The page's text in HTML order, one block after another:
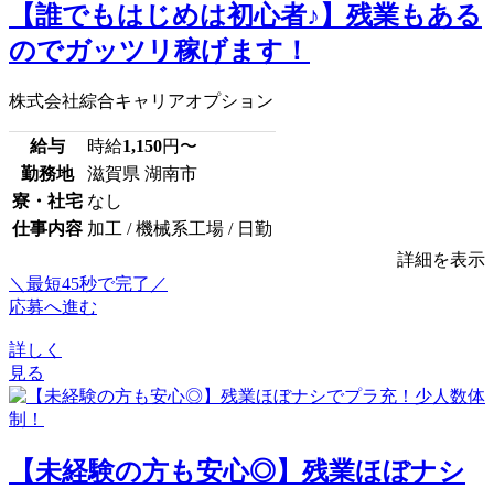
【誰でもはじめは初心者♪】残業もある
のでガッツリ稼げます！
株式会社綜合キャリアオプション
給与 時給1,150円〜
勤務地
滋賀県 湖南市
寮・社宅 なし
仕事内容 加工 / 機械系工場 / 日勤
詳細を表示
＼最短45秒で完了／
応募へ進む
詳しく
見る
【未経験の方も安心◎】残業ほぼナシ